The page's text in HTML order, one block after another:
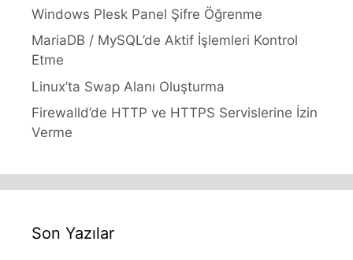
Windows Plesk Panel Şifre Öğrenme
MariaDB / MySQL’de Aktif İşlemleri Kontrol
Etme
Linux’ta Swap Alanı Oluşturma
Firewalld’de HTTP ve HTTPS Servislerine İzin
Verme
Son Yazılar